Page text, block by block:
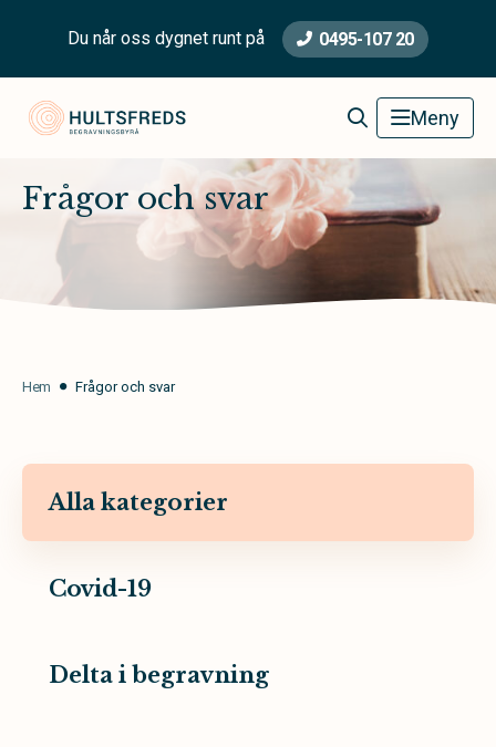
Du når oss dygnet runt på 0495-107 20
Hultsfred Begravningsbyrå Meny
Frågor och svar
Hem Frågor och svar
Alla kategorier
Covid-19
Delta i begravning